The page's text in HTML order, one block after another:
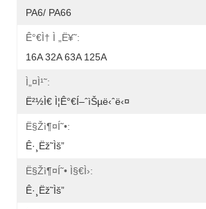
PA6/ PA66
Ê°€ì† Ì „ë¥˜:
16A 32A 63A 125A
Ì„¤ì¹˜:
Ë²½ì€ Ì¦ê°€í–ˆìŠµë‹ˆë‹¤
Ë§žì¶¤í˜•:
Ê·¸ëž˜ìš”
Ë§žì¶¤í˜• Ì§€ì›:
Ê·¸ëž˜ìš”